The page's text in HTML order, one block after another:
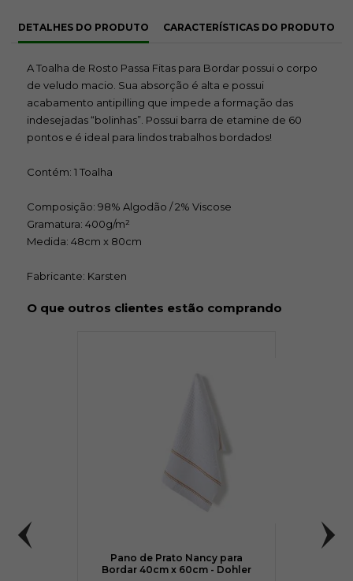
R$ 19,40
Avise-me
quando
chegar!
DETALHES DO PRODUTO CARACTERÍSTICAS DO PRODUTO
A Toalha de Rosto Passa Fitas para Bordar possui o corpo
de veludo macio. Sua absorção é alta e possui
acabamento antipilling que impede a formação das
indesejadas “bolinhas”. Possui barra de etamine de 60
pontos e é ideal para lindos trabalhos bordados!
Contém: 1 Toalha
Composição: 98% Algodão / 2% Viscose
Gramatura: 400g/m²
Medida: 48cm x 80cm
Fabricante: Karsten
O que outros clientes estão comprando
Pano de Prato Nancy para
Bordar 40cm x 60cm - Dohler